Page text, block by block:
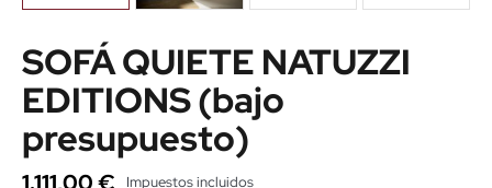
SOFÁ QUIETE NATUZZI
EDITIONS (bajo
presupuesto)
Impuestos incluidos